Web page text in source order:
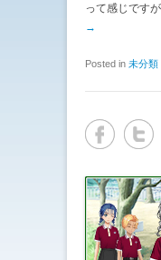
って感じです
→
Posted in 未分類